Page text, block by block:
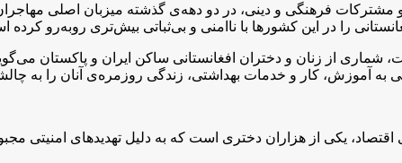
مشترکات فرهنگی و دینی، در دو دهه‌ی گذشته میزبان اصلی
را در این کشورها با ناامنی و بی‌ثباتی بیش‌تری روبه‌رو کرده
شماری از زنان و دختران افغانستانی ساکن ایران و پاکستان
آموزش، کار و خدمات بهداشتی، زندگی روزمره‌ی آنان را به
رشته‌ی اقتصاد، یکی از هزاران دختری است که به دلیل تهدیدهای